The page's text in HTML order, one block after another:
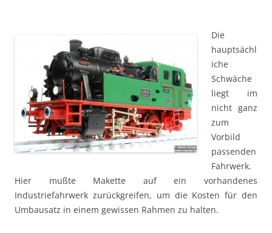
Die
hauptsächl
iche
Schwäche
liegt im
nicht ganz
zum
Vorbild
passenden
Fahrwerk.
Hier mußte Makette auf ein vorhandenes
Industriefahrwerk zurückgreifen, um die Kosten für den
Umbausatz in einem gewissen Rahmen zu halten.